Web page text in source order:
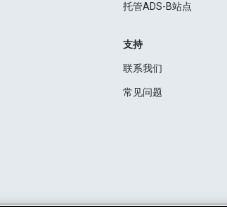
托管ADS-B站点
支持
联系我们
常见问题